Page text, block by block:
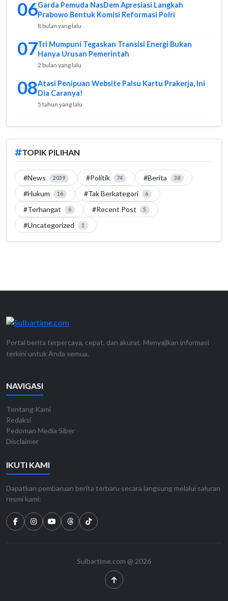
06Garda Pemuda NasDem Apresiasi Langkah
Prabowo Bentuk Komisi Reformasi Polri
8 bulan yang lalu
07Tri Mumpuni Tegaskan Transisi Energi Bukan
Hanya Urusan Pemerintah
2 bulan yang lalu
08Atasi Penipuan Website Palsu Kartu Prakerja, Ini
Dia Caranya!
5 tahun yang lalu
TOPIK PILIHAN
#News 2039 #Politik 74 #Berita 38
#Hukum 16 #Tak Berkategori 6
#Terhangat 6 #Recent Post 5
#Uncategorized 1
Portal berita terpercaya, cepat, dan akurat. Menyajikan informasi
terkini untuk Anda semua.
NAVIGASI
Tentang Kami
Redaksi
Pedoman Media Siber
Disclaimer
IKUTI KAMI
Dapatkan pembaruan berita terbaru secara langsung melalui saluran
resmi kami:
Sulbartime.com @ 2026